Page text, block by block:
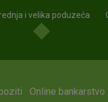
i velika poduzeća
Online bankarstvo